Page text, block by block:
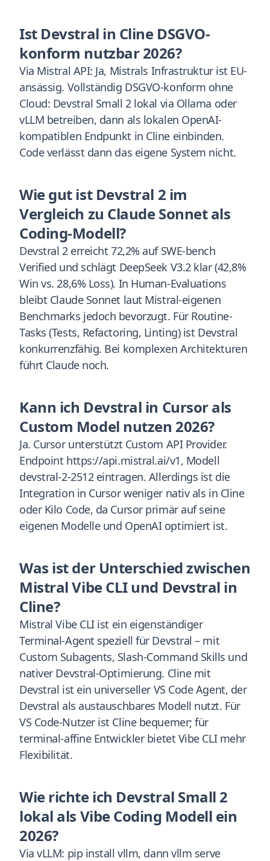
Ist Devstral in Cline DSGVO-
konform nutzbar 2026?
Via Mistral API: Ja, Mistrals Infrastruktur ist EU-
ansässig. Vollständig DSGVO-konform ohne
Cloud: Devstral Small 2 lokal via Ollama oder
vLLM betreiben, dann als lokalen OpenAI-
kompatiblen Endpunkt in Cline einbinden.
Code verlässt dann das eigene System nicht.
Wie gut ist Devstral 2 im
Vergleich zu Claude Sonnet als
Coding-Modell?
Devstral 2 erreicht 72,2% auf SWE-bench
Verified und schlägt DeepSeek V3.2 klar (42,8%
Win vs. 28,6% Loss). In Human-Evaluations
bleibt Claude Sonnet laut Mistral-eigenen
Benchmarks jedoch bevorzugt. Für Routine-
Tasks (Tests, Refactoring, Linting) ist Devstral
konkurrenzfähig. Bei komplexen Architekturen
führt Claude noch.
Kann ich Devstral in Cursor als
Custom Model nutzen 2026?
Ja. Cursor unterstützt Custom API Provider.
Endpoint https://api.mistral.ai/v1, Modell
devstral-2-2512 eintragen. Allerdings ist die
Integration in Cursor weniger nativ als in Cline
oder Kilo Code, da Cursor primär auf seine
eigenen Modelle und OpenAI optimiert ist.
Was ist der Unterschied zwischen
Mistral Vibe CLI und Devstral in
Cline?
Mistral Vibe CLI ist ein eigenständiger
Terminal-Agent speziell für Devstral – mit
Custom Subagents, Slash-Command Skills und
nativer Devstral-Optimierung. Cline mit
Devstral ist ein universeller VS Code Agent, der
Devstral als austauschbares Modell nutzt. Für
VS Code-Nutzer ist Cline bequemer; für
terminal-affine Entwickler bietet Vibe CLI mehr
Flexibilität.
Wie richte ich Devstral Small 2
lokal als Vibe Coding Modell ein
2026?
Via vLLM: pip install vllm, dann vllm serve